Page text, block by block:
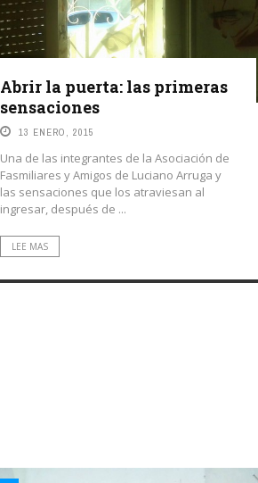
Abrir la puerta: las primeras
sensaciones
13 ENERO, 2015
Una de las integrantes de la Asociación de
Fasmiliares y Amigos de Luciano Arruga y
las sensaciones que los atraviesan al
ingresar, después de ...
LEE MAS